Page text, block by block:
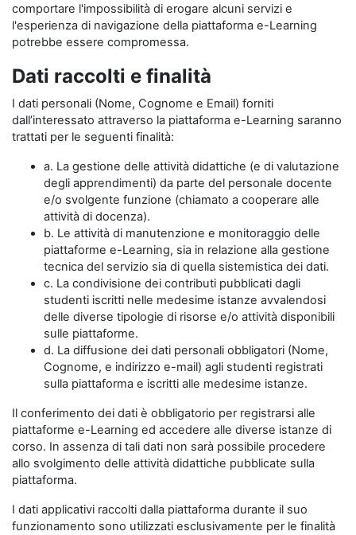
comportare l'impossibilità di erogare alcuni servizi e
l'esperienza di navigazione della piattaforma e-Learning
potrebbe essere compromessa.
Dati raccolti e finalità
I dati personali (Nome, Cognome e Email) forniti
dall’interessato attraverso la piattaforma e-Learning saranno
trattati per le seguenti finalità:
a. La gestione delle attività didattiche (e di valutazione
degli apprendimenti) da parte del personale docente
e/o svolgente funzione (chiamato a cooperare alle
attività di docenza).
b. Le attività di manutenzione e monitoraggio delle
piattaforme e-Learning, sia in relazione alla gestione
tecnica del servizio sia di quella sistemistica dei dati.
c. La condivisione dei contributi pubblicati dagli
studenti iscritti nelle medesime istanze avvalendosi
delle diverse tipologie di risorse e/o attività disponibili
sulle piattaforme.
d. La diffusione dei dati personali obbligatori (Nome,
Cognome, e indirizzo e-mail) agli studenti registrati
sulla piattaforma e iscritti alle medesime istanze.
Il conferimento dei dati è obbligatorio per registrarsi alle
piattaforme e-Learning ed accedere alle diverse istanze di
corso. In assenza di tali dati non sarà possibile procedere
allo svolgimento delle attività didattiche pubblicate sulla
piattaforma.
I dati applicativi raccolti dalla piattaforma durante il suo
funzionamento sono utilizzati esclusivamente per le finalità